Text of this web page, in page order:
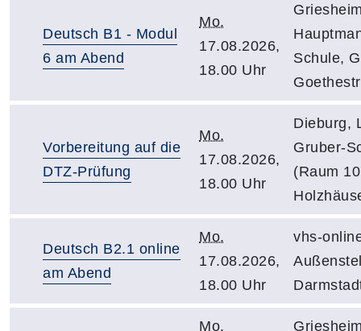
Deutsch B1 - Modul
6 am Abend
Mo.
17.08.2026,
18.00 Uhr
Schule,
Vorbereitung auf die
DTZ-Prüfung
Mo.
17.08.2026,
18.00 Uhr
Dieburg,
Gruber-
(Raum
Deutsch B2.1 online
am Abend
Mo.
17.08.2026,
18.00 Uhr
vhs-
Mo.